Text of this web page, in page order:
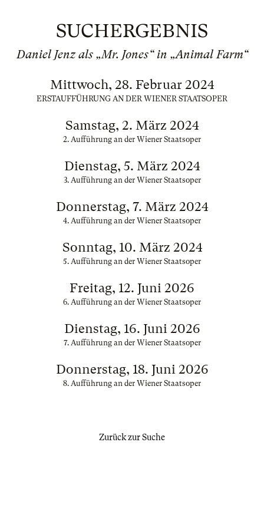
SUCHERGEBNIS
Daniel Jenz als „Mr. Jones“ in „Animal Farm“
Mittwoch, 28. Februar 2024
ERSTAUFFÜHRUNG AN DER WIENER STAATSOPER
Samstag, 2. März 2024
2. Aufführung an der Wiener Staatsoper
Dienstag, 5. März 2024
3. Aufführung an der Wiener Staatsoper
Donnerstag, 7. März 2024
4. Aufführung an der Wiener Staatsoper
Sonntag, 10. März 2024
5. Aufführung an der Wiener Staatsoper
Freitag, 12. Juni 2026
6. Aufführung an der Wiener Staatsoper
Dienstag, 16. Juni 2026
7. Aufführung an der Wiener Staatsoper
Donnerstag, 18. Juni 2026
8. Aufführung an der Wiener Staatsoper
Zurück zur Suche